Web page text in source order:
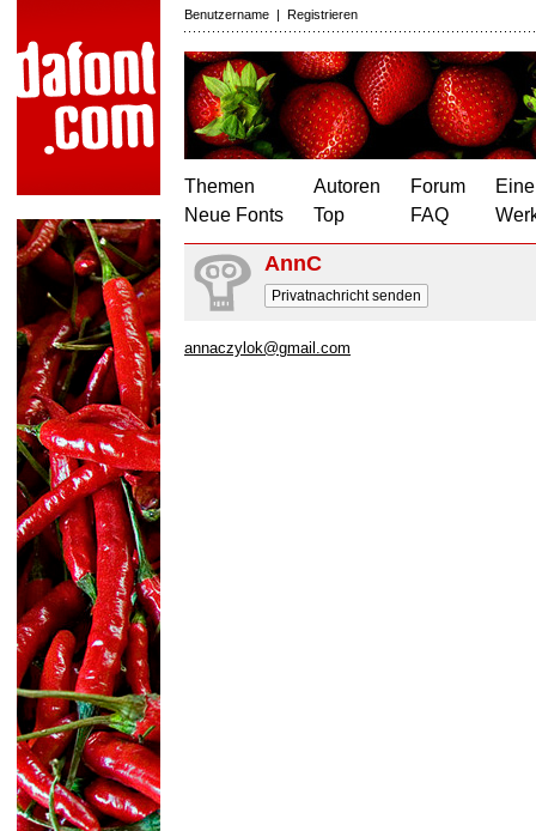
Benutzername | Registrieren
Themen
Neue Fonts
Autoren
Top
Forum
FAQ
AnnC
Privatnachricht senden
annaczylok@gmail.com